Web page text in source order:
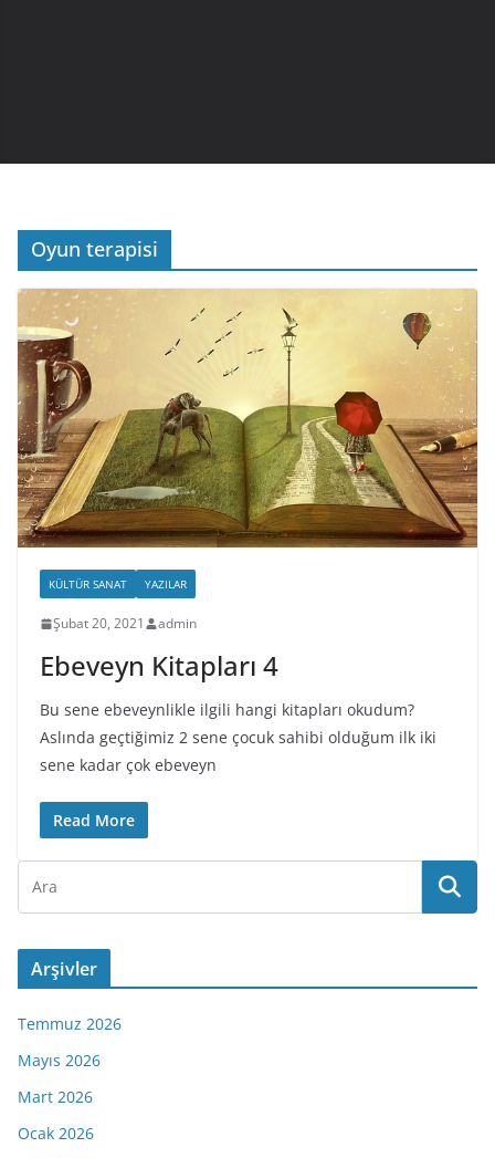
Oyun terapisi
KÜLTÜR SANAT YAZILAR
Şubat 20, 2021 admin
Ebeveyn Kitapları 4
Bu sene ebeveynlikle ilgili hangi kitapları okudum?
Aslında geçtiğimiz 2 sene çocuk sahibi olduğum ilk iki
sene kadar çok ebeveyn
Read More
Arşivler
Temmuz 2026
Mayıs 2026
Mart 2026
Ocak 2026